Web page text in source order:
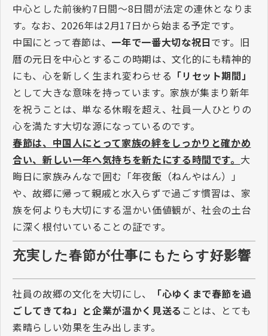
中心とした前後約7日間～8日間が法定の連休となりま
す。なお、2026年は2月17日から始まる予定です。
中国にとって春節は、 一年で一番大切な祝日です。旧
暦の元日を中心とするこの時期は、文化的にも精神的
にも、心を新しく生まれ変わらせる 「リセット期間」
として大きな意味を持っています。家族が集まり新年
を祝うことは、単なる休暇を超え、社員一人ひとりの
心を満たす大切な源になっているのです。
春節は、中国人にとって家族の絆をしっかりと確かめ
合い、新しい一年へ気持ちを新たにする時間です。 大
晦日に家族みんなで囲む「年夜飯（ねんやはん）」
や、故郷に帰って親戚と水入らずで過ごす慣習は、家
族を何よりも大切にする温かい価値観が、社会の土台
に深く根付いていることの証です。
充実した春節が仕事にもたらす好影響
社員の故郷の文化を大切にし、
「心ゆくまで春節を過
ごしてきてね」と企業が温かく見送る ことは、とても
素晴らしい効果を生み出します。